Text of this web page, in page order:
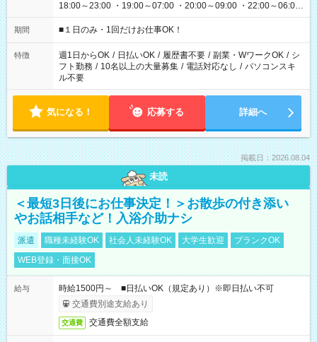
18:00～23:00 ・19:00～07:00 ・20:00～09:00 ・22:00～06:00
etc ★最短で3時間で5,120円のお仕事から 15時間で2万円近く稼
げるお仕事も！ ご希望のお時間に合わせてご紹介！ ※シフトは
ください！
期間 ■１日のみ・1回だけお仕事OK！
特徴 週1日からOK / 日払いOK / 履歴書不要 / 副業・WワークOK / シ
フト勤務 / 10名以上の大量募集 / 電話対応なし / パソコンスキ
ル不要
気になる！ 応募する 詳細へ
掲載日：2026.08.04
未読
＜最短3日後にお仕事決定！＞お散歩の付き添い
やお話相手など！入浴介助ナシ
派遣 職種未経験OK 社会人未経験OK 大学生歓迎
ブランクOK
WEB登録・面接OK
給与
時給1500円～ ■日払いOK（規定あり）※即日払い不可
交通費別途支給あり
交通費 交通費全額支給